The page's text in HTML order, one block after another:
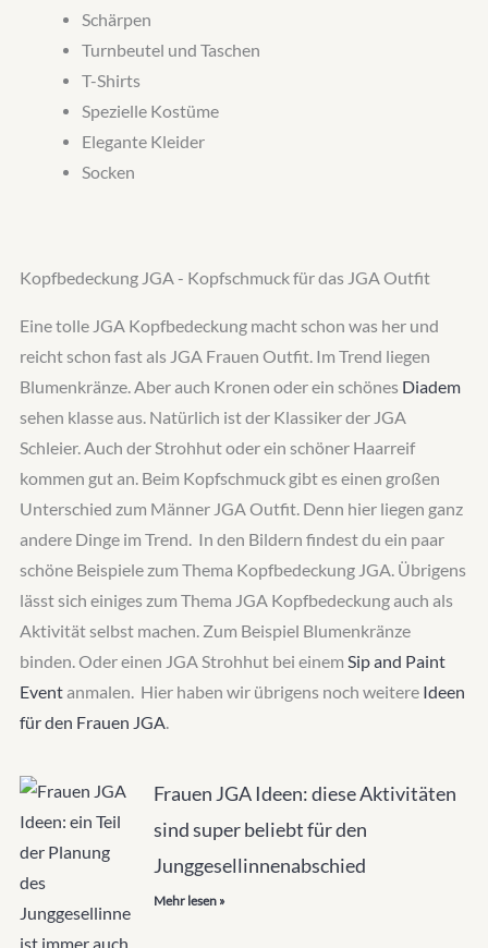
Schärpen
Turnbeutel und Taschen
T-Shirts
Spezielle Kostüme
Elegante Kleider
Socken
Kopfbedeckung JGA - Kopfschmuck für das JGA Outfit
Eine tolle JGA Kopfbedeckung macht schon was her und
reicht schon fast als JGA Frauen Outfit. Im Trend liegen
Blumenkränze. Aber auch Kronen oder ein schönes Diadem
sehen klasse aus. Natürlich ist der Klassiker der JGA
Schleier. Auch der Strohhut oder ein schöner Haarreif
kommen gut an. Beim Kopfschmuck gibt es einen großen
Unterschied zum Männer JGA Outfit. Denn hier liegen ganz
andere Dinge im Trend. In den Bildern findest du ein paar
schöne Beispiele zum Thema Kopfbedeckung JGA. Übrigens
lässt sich einiges zum Thema JGA Kopfbedeckung auch als
Aktivität selbst machen. Zum Beispiel Blumenkränze
binden. Oder einen JGA Strohhut bei einemSip and Paint
Eventanmalen. Hier haben wir übrigens noch weitere Ideen
für den Frauen JGA.
Frauen JGA Ideen: diese Aktivitäten
sind super beliebt für den
Junggesellinnenabschied
Mehr lesen »